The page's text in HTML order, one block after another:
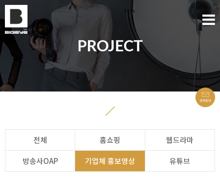
전체 홈쇼핑 웹드라마
방송사OAP 기업체 홍보영상 유튜브